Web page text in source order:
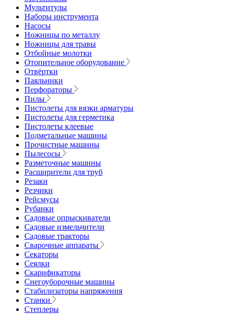
Мультитулы
Наборы инструмента
Насосы
Ножницы по металлу
Ножницы для травы
Отбойные молотки
Отопительное оборудование
Отвёртки
Паяльники
Перфораторы
Пилы
Пистолеты для вязки арматуры
Пистолеты для герметика
Пистолеты клеевые
Подметальные машины
Прочистные машины
Пылесосы
Разметочные машины
Расширители для труб
Резаки
Резчики
Рейсмусы
Рубанки
Садовые опрыскиватели
Садовые измельчители
Садовые тракторы
Сварочные аппараты
Секаторы
Сеялки
Скарификаторы
Снегоуборочные машины
Стабилизаторы напряжения
Станки
Степлеры